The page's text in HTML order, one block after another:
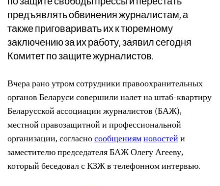
предъявлять обвинения журналистам, а
также приговаривать их к тюремному
заключению за их работу, заявил сегодня
Комитет по защите журналистов.
Вчера рано утром сотрудники правоохранительных
органов Беларуси совершили налет на штаб-квартиру
Беларусской ассоциации журналистов (БАЖ),
местной правозащитной и профессиональной
организации, согласносообщениямновостейи
заместителю председателя БАЖ Олегу Агееву,
который беседовал с КЗЖ в телефонном интервью.